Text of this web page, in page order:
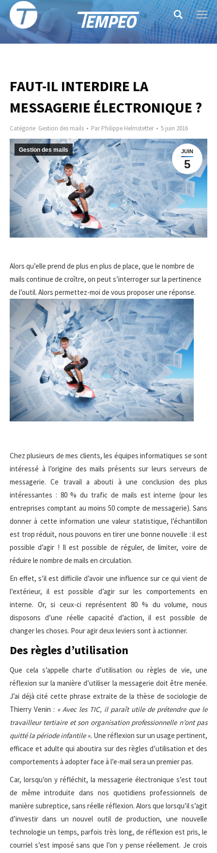
Search:
FAUT-IL INTERDIRE LA
MESSAGERIE ÉLECTRONIQUE ?
Catégorie Gestion des mails ParPhilippe Helmstetter 5 juin 2016
JUIN
5
Gestion des mails
Alors qu’elle prend de plus en plus de place, que le nombre de
mails continue de croître, on peut s’interroger sur la pertinence
de l’outil. Alors permettez-moi de vous proposer une réponse.
Chez plusieurs de mes clients, les équipes informatiques se sont
intéressé à l’origine des mails présents sur leurs serveurs de
messagerie. Ce travail a abouti à une conclusion des plus
intéressantes : 80 % du trafic de mails est interne (pour les
entreprises comptant au moins 50 compte de messagerie). Sans
donner à cette information une valeur statistique, l’échantillon
est trop réduit, nous pouvons en tirer une bonne nouvelle : il est
possible d’agir ! Il est possible de réguler, de limiter, voire de
réduire le nombre de mails en circulation.
En effet, s’il est difficile d’avoir une influence sur ce qui vient de
l’extérieur, il est possible d’agir sur les comportements en
interne. Or, si ceux-ci représentent 80 % du volume, nous
disposons d’une réelle capacité d’action, il est possible de
changer les choses. Pour agir deux leviers sont à actionner.
Des règles d’utilisation
Que cela s’appelle charte d’utilisation ou règles de vie, une
réflexion sur la manière d’utiliser la messagerie doit être menée.
J’ai déjà cité cette phrase extraite de la thèse de sociologie de
Thierry Venin : « Avec les TIC, il paraît utile de prétendre que le
travailleur tertiaire et son organisation professionnelle n’ont pas
quitté la période infantile ». Une réflexion sur un usage pertinent,
efficace et adulte qui aboutira sur des règles d’utilisation et des
comportements à adopter face à l’e-mail sera un premier pas.
Car, lorsqu’on y réfléchit, la messagerie électronique s’est tout
de même introduite dans nos quotidiens professionnels de
manière subreptice, sans réelle réflexion. Alors que lorsqu’il s’agit
d’investir dans un nouvel outil de production, une nouvelle
technologie un temps, parfois très long, de réflexion est pris, le
courriel s’est imposé sans que l’on y pense réellement. Je crois